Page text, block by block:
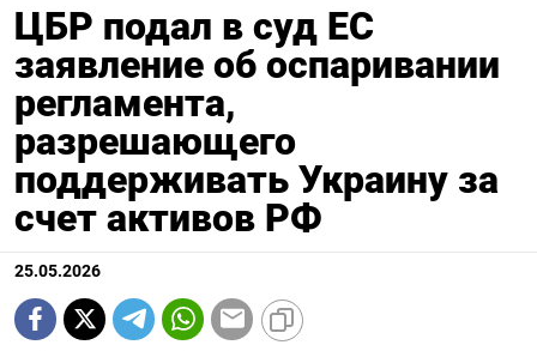
ЦБР подал в суд ЕС
заявление об оспаривании
регламента,
разрешающего
поддерживать Украину за
счет активов РФ
25.05.2026